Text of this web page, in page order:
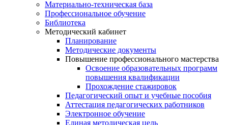
Материально-техническая база
Профессиональное обучение
Библиотека
Методический кабинет
Планирование
Методические документы
Повышение профессионального мастерства
Освоение образовательных программ
повышения квалификации
Прохождение стажировок
Педагогический опыт и учебные пособия
Аттестация педагогических работников
Электронное обучение
Единая методическая цель